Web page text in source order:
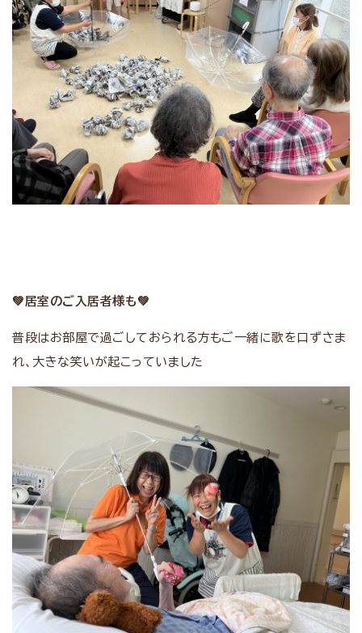
💚 居室のご入居者様も 💚
普段はお部屋で過ごしておられる方もご一緒に歌を口ずさま
れ、大きな笑いが起こっていました